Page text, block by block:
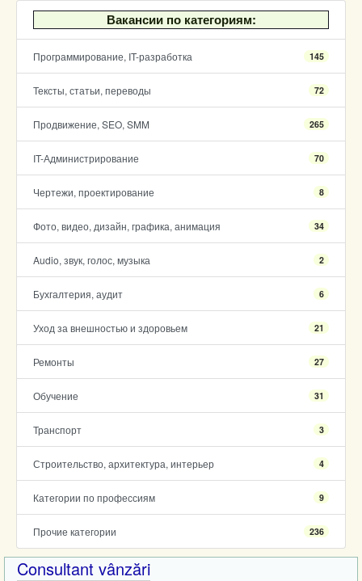
Вакансии по категориям:
Программирование, IT-разработка 145
Тексты, статьи, переводы 72
Продвижение, SEO, SMM 265
IT-Администрирование 70
Чертежи, проектирование 8
Фото, видео, дизайн, графика, анимация 34
Audio, звук, голос, музыка 2
Бухгалтерия, аудит 6
Уход за внешностью и здоровьем 21
Ремонты 27
Обучение 31
Транспорт 3
Строительство, архитектура, интерьер 4
Категории по профессиям 9
Прочие категории 236
Consultant vânzări